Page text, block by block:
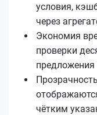
условия,
через
Экономия
проверки
предложения
чётким